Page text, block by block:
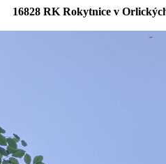
16828 RK Rokytnice v